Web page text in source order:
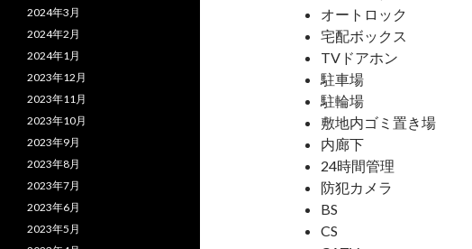
オートロック
宅配ボックス
TVドアホン
駐車場
駐輪場
敷地内ゴミ置き場
内廊下
24時間管理
防犯カメラ
BS
CS
2024年3月
2024年2月
2024年1月
2023年12月
2023年11月
2023年10月
2023年9月
2023年8月
2023年7月
2023年6月
2023年5月